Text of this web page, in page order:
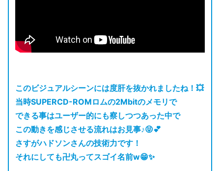
このビジュアルシーンには度肝を抜かれましたね！💥
当時SUPERCD-ROMロムの2Mbitのメモリで
できる事はユーザー的にも察しつつあった中で
この動きを感じさせる流れはお見事♪😝💕
さすがハドソンさんの技術力です！
それにしても卍丸ってスゴイ名前w😁✨